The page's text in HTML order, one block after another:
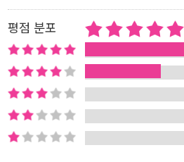
평점 분포